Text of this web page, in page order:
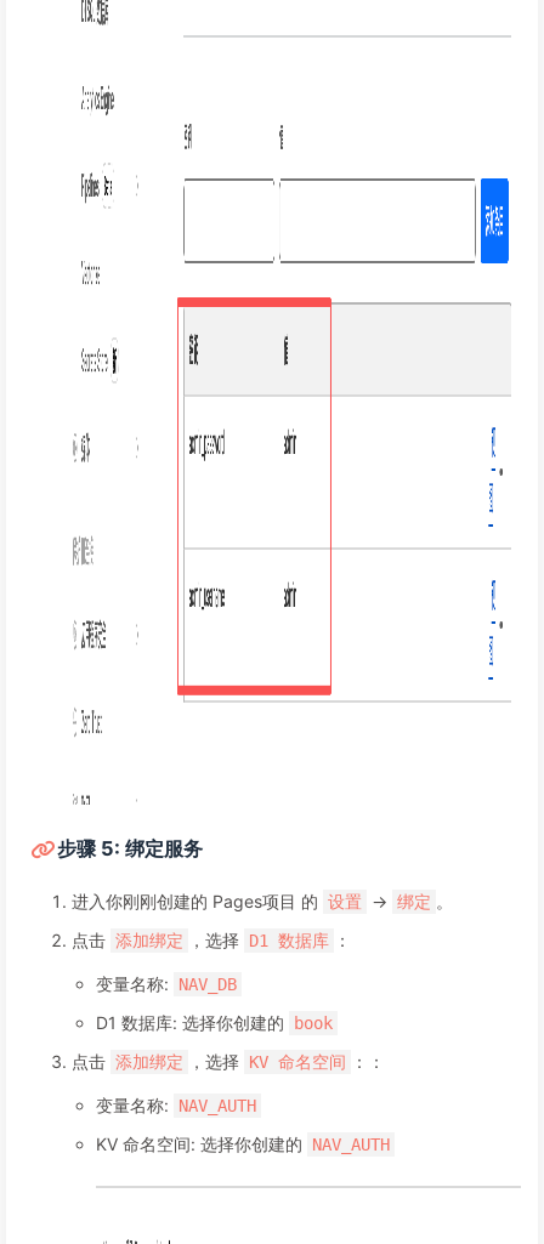
步骤 5: 绑定服务
进入你刚刚创建的 Pages项目 的 设置 -> 绑定 。
点击 添加绑定 ，选择 D1 数据库 ：
变量名称: NAV_DB
D1 数据库: 选择你创建的 book
点击 添加绑定 ，选择 KV 命名空间 ：：
变量名称: NAV_AUTH
KV 命名空间: 选择你创建的 NAV_AUTH